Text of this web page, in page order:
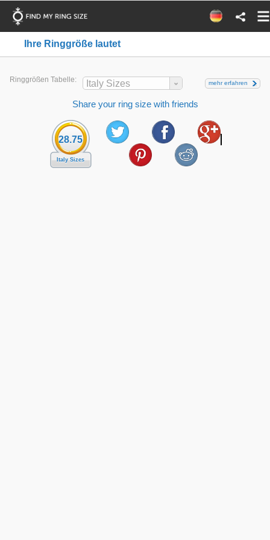
Ihre Ringgröße lautet
Ringgrößen Tabelle: Italy Sizes mehr erfahren
Share your ring size with friends
28.75
Italy Sizes